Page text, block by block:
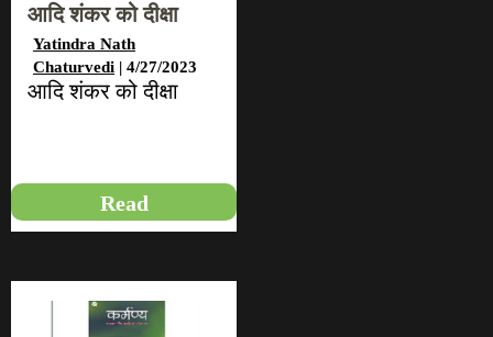
आदि शंकर को दीक्षा
Yatindra Nath
Chaturvedi | 4/27/2023
आदि शंकर को दीक्षा